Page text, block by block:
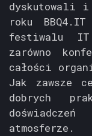
dyskutowali
roku
festiwalu IT
zarówno
całości
Jak zawsze
dobrych
atmosferze.